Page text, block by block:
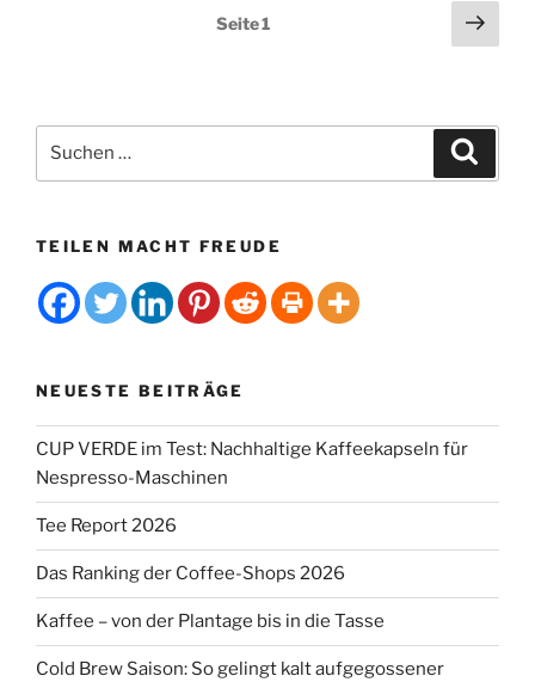
Seitennummerierung
Seite1
nach:
TEILEN MACHT FREUDE
NEUESTE BEITRÄGE
CUP VERDE im Test: Nachhaltige Kaffeekapseln für
Nespresso-Maschinen
Tee Report 2026
Das Ranking der Coffee-Shops 2026
Kaffee – von der Plantage bis in die Tasse
Cold Brew Saison: So gelingt kalt aufgegossener